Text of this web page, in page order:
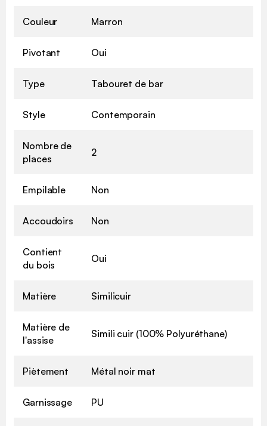
Couleur Marron
Pivotant Oui
Type Tabouret de bar
Style Contemporain
Nombre de
places
2
Empilable Non
Accoudoirs Non
Contient
du bois
Oui
Matière Similicuir
Matière de
l'assise
Simili cuir (100% Polyuréthane)
Piètement Métal noir mat
Garnissage PU